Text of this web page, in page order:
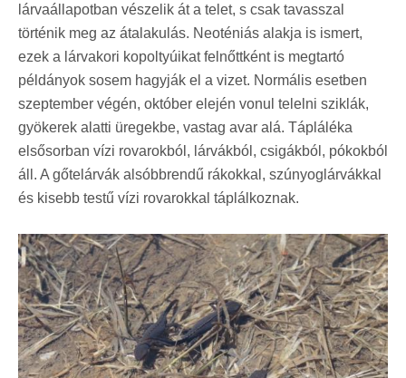
lárvaállapotban vészelik át a telet, s csak tavasszal
történik meg az átalakulás. Neoténiás alakja is ismert,
ezek a lárvakori kopoltyúikat felnőttként is megtartó
példányok sosem hagyják el a vizet. Normális esetben
szeptember végén, október elején vonul telelni sziklák,
gyökerek alatti üregekbe, vastag avar alá. Tápláléka
elsősorban vízi rovarokból, lárvákból, csigákból, pókokból
áll. A gőtelárvák alsóbbrendű rákokkal, szúnyoglárvákkal
és kisebb testű vízi rovarokkal táplálkoznak.